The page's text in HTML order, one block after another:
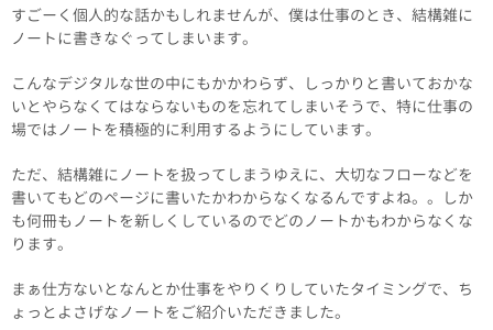
すごーく個人的な話かもしれませんが、僕は仕事のとき、結構雑に
ノートに書きなぐってしまいます。
こんなデジタルな世の中にもかかわらず、しっかりと書いておかな
いとやらなくてはならないものを忘れてしまいそうで、特に仕事の
場ではノートを積極的に利用するようにしています。
ただ、結構雑にノートを扱ってしまうゆえに、大切なフローなどを
書いてもどのページに書いたかわからなくなるんですよね。。しか
も何冊もノートを新しくしているのでどのノートかもわからなくな
ります。
まぁ仕方ないとなんとか仕事をやりくりしていたタイミングで、ち
ょっとよさげなノートをご紹介いただきました。